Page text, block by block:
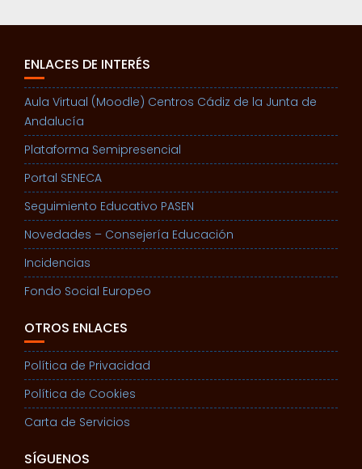
ENLACES DE INTERÉS
Aula Virtual (Moodle) Centros Cádiz de la Junta de
Andalucía
Plataforma Semipresencial
Portal SENECA
Seguimiento Educativo PASEN
Novedades – Consejería Educación
Incidencias
Fondo Social Europeo
OTROS ENLACES
Política de Privacidad
Política de Cookies
Carta de Servicios
SÍGUENOS